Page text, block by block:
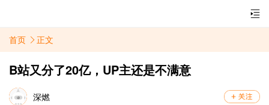
首页 正文
B站又分了20亿，UP主还是不满意
深燃